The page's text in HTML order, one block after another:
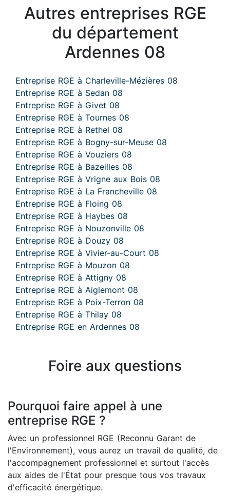
Autres entreprises RGE
du département
Ardennes 08
Entreprise RGE à Charleville-Mézières 08
Entreprise RGE à Sedan 08
Entreprise RGE à Givet 08
Entreprise RGE à Tournes 08
Entreprise RGE à Rethel 08
Entreprise RGE à Bogny-sur-Meuse 08
Entreprise RGE à Vouziers 08
Entreprise RGE à Bazeilles 08
Entreprise RGE à Vrigne aux Bois 08
Entreprise RGE à La Francheville 08
Entreprise RGE à Floing 08
Entreprise RGE à Haybes 08
Entreprise RGE à Nouzonville 08
Entreprise RGE à Douzy 08
Entreprise RGE à Vivier-au-Court 08
Entreprise RGE à Mouzon 08
Entreprise RGE à Attigny 08
Entreprise RGE à Aiglemont 08
Entreprise RGE à Poix-Terron 08
Entreprise RGE à Thilay 08
Entreprise RGE en Ardennes 08
Foire aux questions
Pourquoi faire appel à une
entreprise RGE ?
Avec un professionnel RGE (Reconnu Garant de
l'Environnement), vous aurez un travail de qualité, de
l'accompagnement professionnel et surtout l'accès
aux aides de l'État pour presque tous vos travaux
d'efficacité énergétique.